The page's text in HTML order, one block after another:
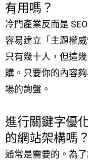
有用嗎？
冷門產業反而是
容易建立「主題權
只有幾十人，但這
購。只要你的內容
場的詢盤。
進行關鍵字優
的網站架構嗎？
通常是需要的。為